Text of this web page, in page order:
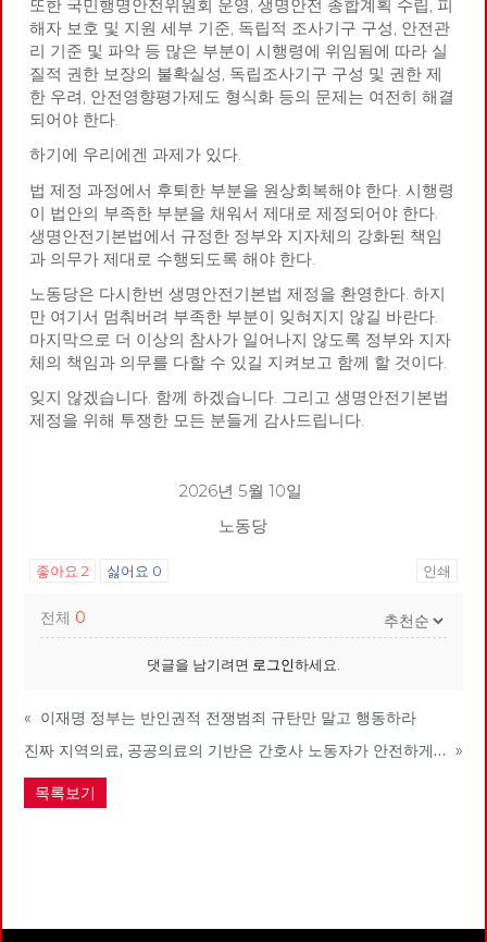
또한 국민행명안전위원회 운영, 생명안전 종합계획 수립, 피
해자 보호 및 지원 세부 기준, 독립적 조사기구 구성, 안전관
리 기준 및 파악 등 많은 부분이 시행령에 위임됨에 따라 실
질적 권한 보장의 불확실성, 독립조사기구 구성 및 권한 제
한 우려, 안전영향평가제도 형식화 등의 문제는 여전히 해결
되어야 한다.
하기에 우리에겐 과제가 있다.
법 제정 과정에서 후퇴한 부분을 원상회복해야 한다. 시행령
이 법안의 부족한 부분을 채워서 제대로 제정되어야 한다.
생명안전기본법에서 규정한 정부와 지자체의 강화된 책임
과 의무가 제대로 수행되도록 해야 한다.
노동당은 다시한번 생명안전기본법 제정을 환영한다. 하지
만 여기서 멈춰버려 부족한 부분이 잊혀지지 않길 바란다.
마지막으로 더 이상의 참사가 일어나지 않도록 정부와 지자
체의 책임과 의무를 다할 수 있길 지켜보고 함께 할 것이다.
잊지 않겠습니다. 함께 하겠습니다. 그리고 생명안전기본법
제정을 위해 투쟁한 모든 분들게 감사드립니다.
2026년 5월 10일
노동당
좋아요 2 싫어요 0 인쇄
전체 0
댓글을 남기려면 로그인하세요.
« 이재명 정부는 반인권적 전쟁범죄 규탄만 말고 행동하라
진짜 지역의료, 공공의료의 기반은 간호사 노동자가 안전하게, 존중받으며 일하는 의료현장에 있다 »
목록보기